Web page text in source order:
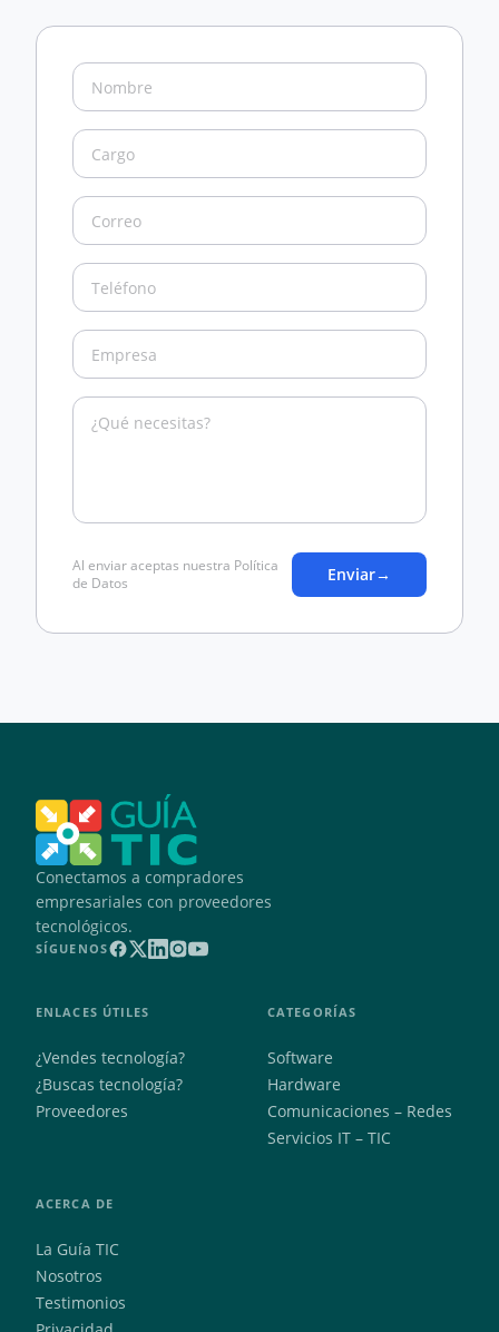
Al enviar aceptas nuestra Política
de Datos
Enviar→
Conectamos a compradores
empresariales con proveedores
tecnológicos.
SÍGUENOS
ENLACES ÚTILES
¿Vendes tecnología?
¿Buscas tecnología?
Proveedores
CATEGORÍAS
Software
Hardware
Comunicaciones – Redes
Servicios IT – TIC
ACERCA DE
La Guía TIC
Nosotros
Testimonios